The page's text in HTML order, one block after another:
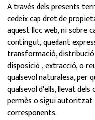
A través dels presents
cedeix cap dret de
aquest lloc web, ni sobre
contingut, quedant
transformació,
disposició , extracció, o
qualsevol naturalesa, per
qualsevol d'ells, llevat
permès o sigui
corresponents.